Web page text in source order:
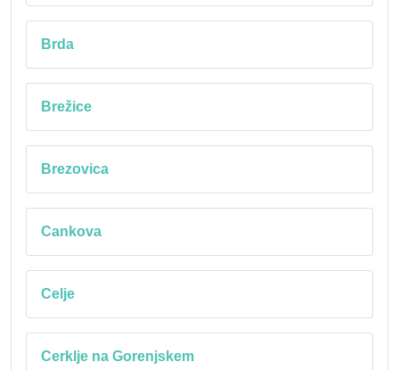
Brda
Brežice
Brezovica
Cankova
Celje
Cerklje na Gorenjskem